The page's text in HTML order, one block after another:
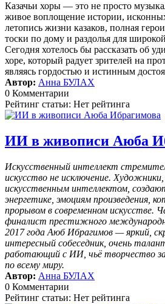
Казачьи хоры — это не просто
живое воплощение истории,
летопись жизни казаков, полная
тоски по дому и раздолья для
Сегодня хотелось бы рассказать об
хоре, который радует зрителей на
являясь гордостью и истинным
Автор: Анна БУЛАХ
0 Комментарии
Рейтинг статьи: Нет рейтинга
ИИ в живописи Аюба
Искусственный интеллект
искусство не исключение.
искусственным интеллектом,
энергетике, эмоциям произведения,
прорывом в современном искусстве.
финалист престижного
2017 года Аюб Ибрагимов — яркий,
интересный собеседник, очень
работающий с ИИ, чьё творчество
по всему миру.
Автор: Анна БУЛАХ
0 Комментарии
Рейтинг статьи: Нет рейтинга